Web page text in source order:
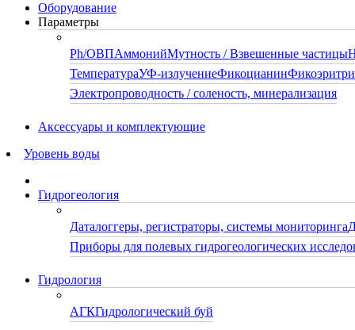
Оборудование
Параметры
Ph/ОВПАммонийМутность / Взвешенные частицы
ТемператураУФ-излучениеФикоцианин
Электропроводность / соленость, минерализация
Аксессуары и комплектующие
Уровень воды
Гидрогеология
Даталоггеры, регистраторы, системы мониторинга
Приборы для полевых гидрогеологических
Гидрология
АГКГидрологический буй